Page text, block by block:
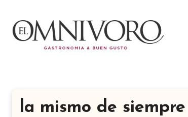
contenido
la mismo de